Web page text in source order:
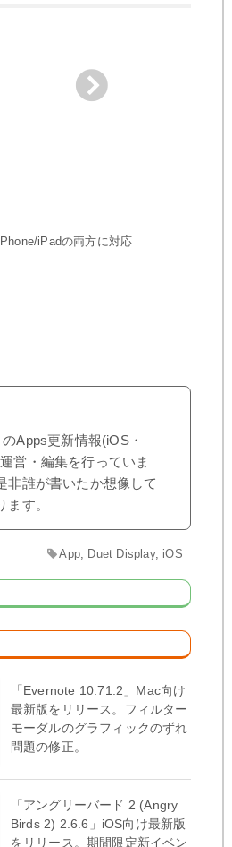
iPadの両方に対応
Apps更新情報(iOS・
営・編集を行っていま
非誰が書いたか想像して
す。
App Duet Display, iOS
「Evernote 10.71.2」Mac向け
最新版をリリース。フィルター
モーダルのグラフィックのずれ
問題の修正。
「アングリーバード 2 (Angry
Birds 2) 2.6.6」iOS向け最新版
をリリース。期間限定新イベン